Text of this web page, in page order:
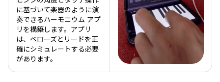
に基づいて楽器のように演
奏できるハーモニウム アプ
リを構築します。アプリ
は、ベローズとリードを正
確にシミュレートする必要
があります。